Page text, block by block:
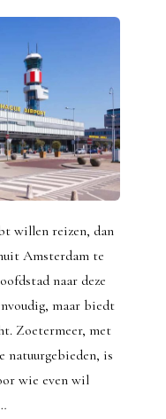
willen reizen, dan
Amsterdam te
naar deze
maar biedt
Zoetermeer, met
natuurgebieden, is
wie even wil